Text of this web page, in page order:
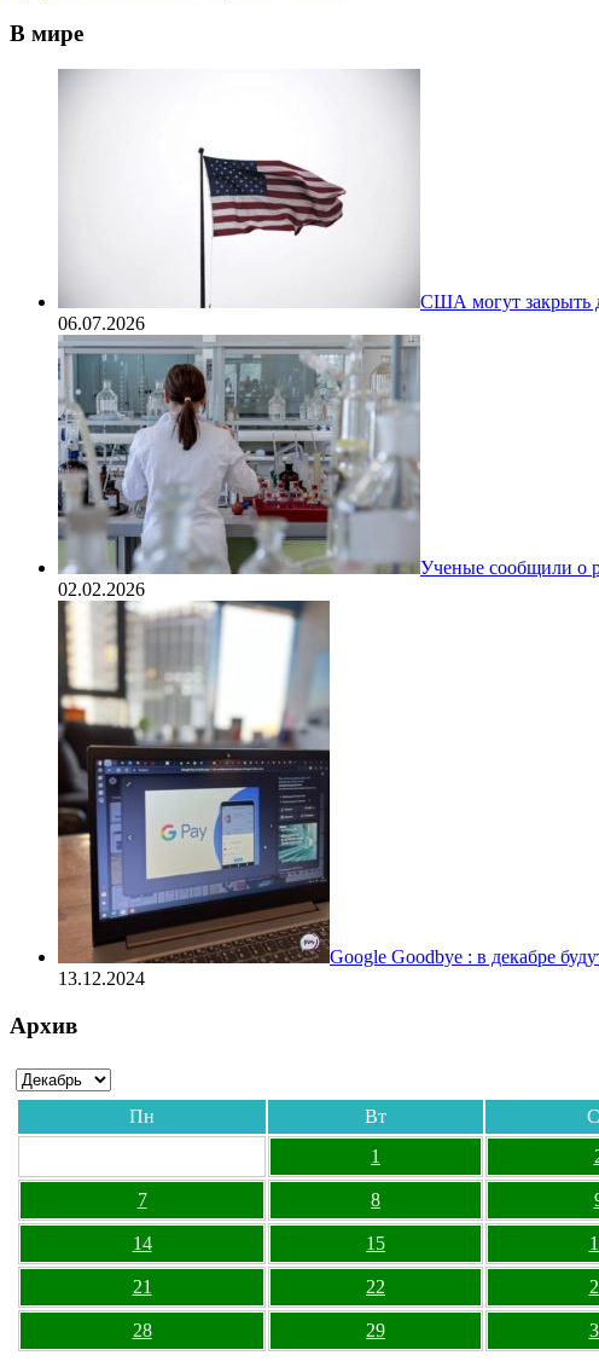
В мире
США могут закрыть
06.07.2026
Ученые сообщили о
02.02.2026
Google Goodbye : в декабре
13.12.2024
Архив
Пн Вт
1
7 8
14 15
21 22
28 29